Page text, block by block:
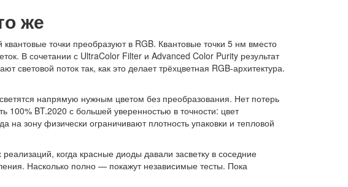
же
точки преобразуют в RGB. Квантовые точки 5 нм вместо
В сочетании с UltraColor Filter и Advanced Color Purity результат
световой поток так, как это делает трёхцветная RGB-архитектура.
напрямую нужным цветом без преобразования. Нет потерь
100% BT.2020 с большей уверенностью в точности: цвет
зону физически ограничивают плотность упаковки и тепловой
когда красные диоды давали засветку в соседние
Насколько полно — покажут независимые тесты. Пока